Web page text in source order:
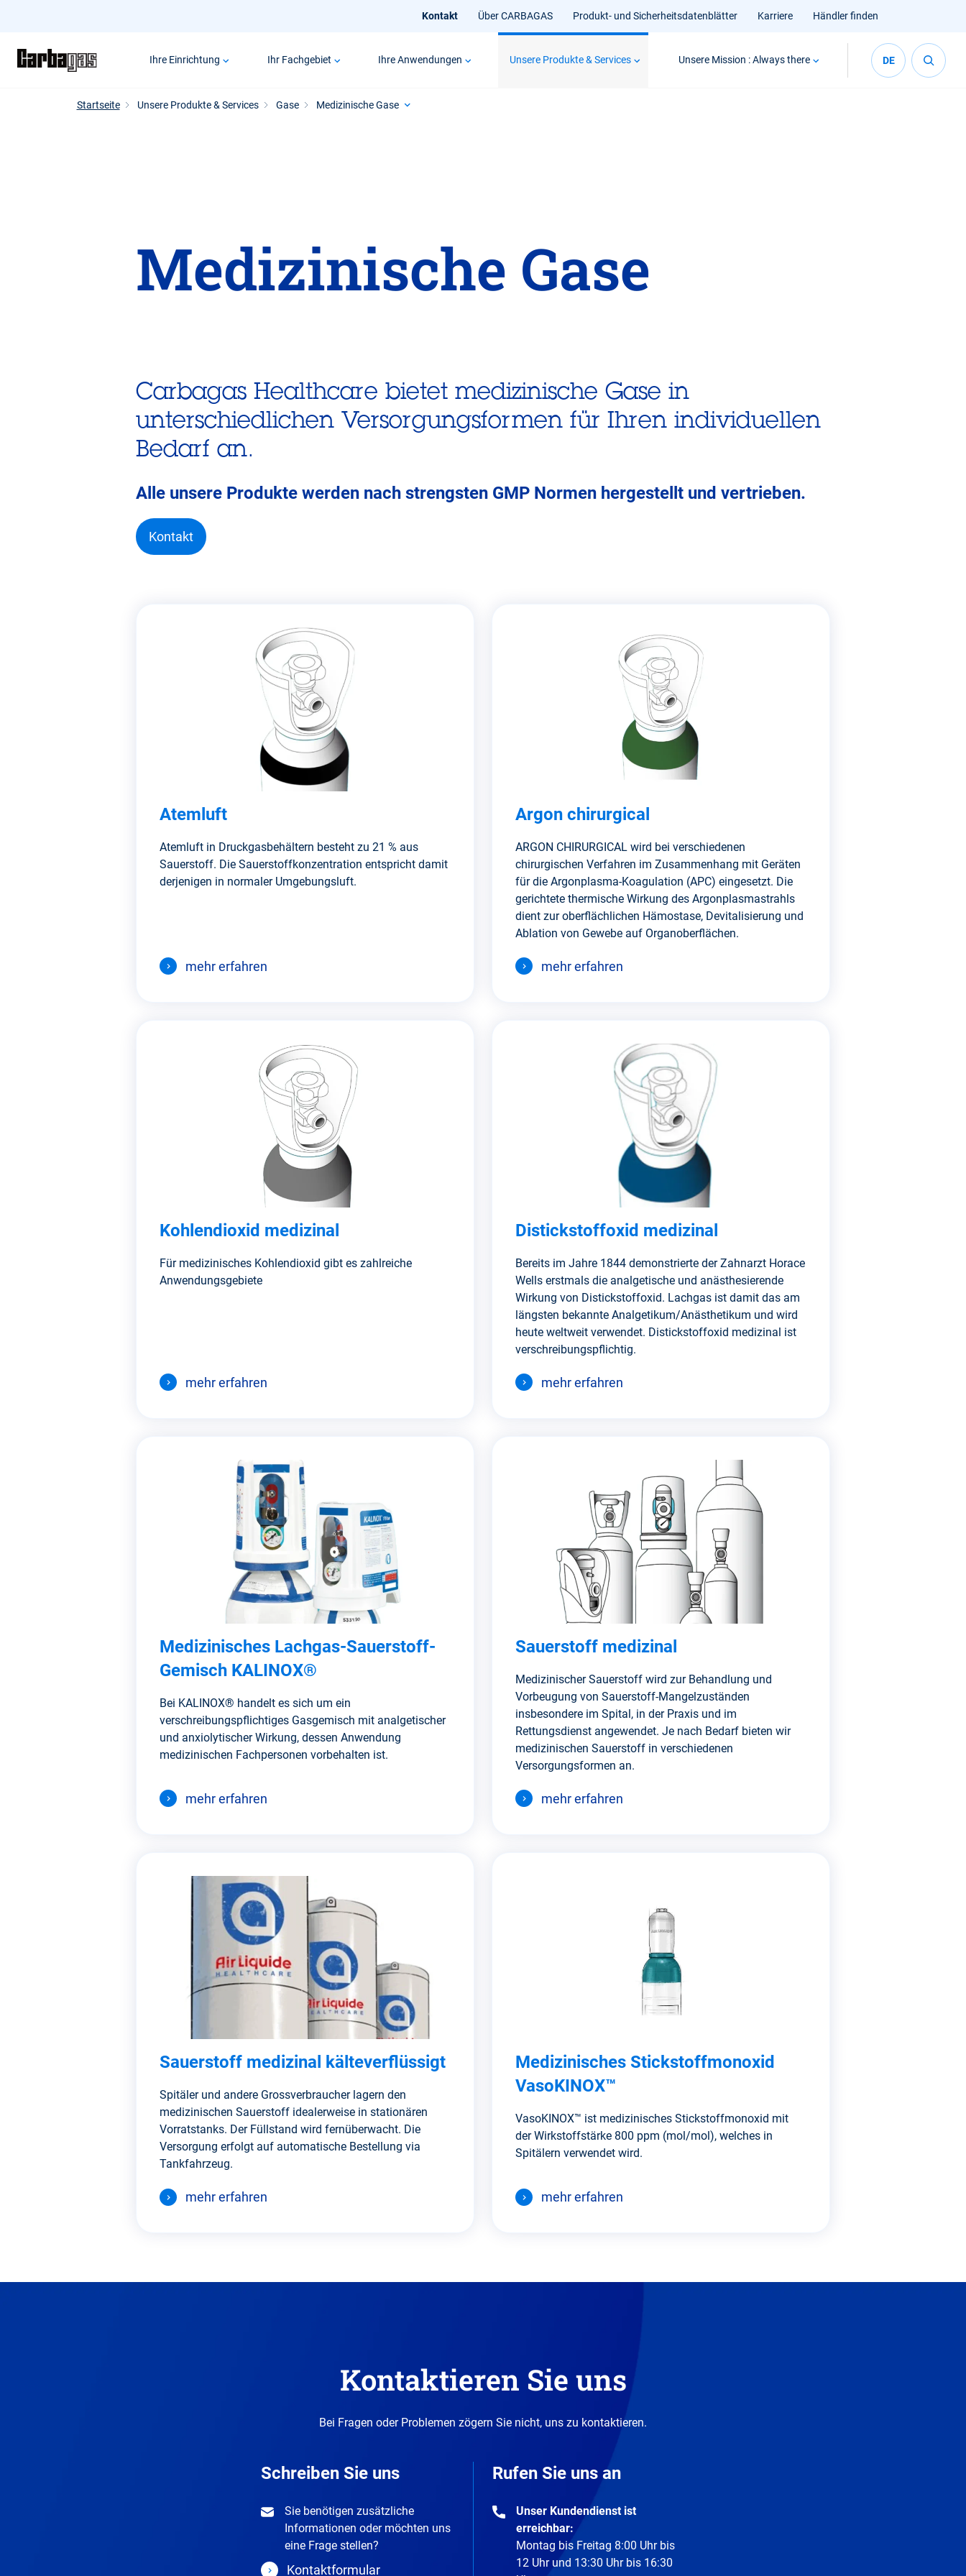
springen
Kontakt Über CARBAGAS Produkt- und Sicherheitsdatenblätter Karriere Händler finden
Ihre Einrichtung Ihr Fachgebiet Ihre Anwendungen Unsere Produkte & Services Unsere Mission : Always there DE
Startseite Unsere Produkte & Services Gase Medizinische Gase
Medizinische Gase
Carbagas Healthcare bietet medizinische Gase in
unterschiedlichen Versorgungsformen für Ihren individuellen
Bedarf an.
Alle unsere Produkte werden nach strengsten GMP Normen hergestellt und vertrieben.
Kontakt
Atemluft
Atemluft in Druckgasbehältern besteht zu 21 % aus
Sauerstoff. Die Sauerstoffkonzentration entspricht damit
derjenigen in normaler Umgebungsluft.
mehr erfahren
Argon chirurgical
ARGON CHIRURGICAL wird bei verschiedenen
chirurgischen Verfahren im Zusammenhang mit Geräten
für die Argonplasma-Koagulation (APC) eingesetzt. Die
gerichtete thermische Wirkung des Argonplasmastrahls
dient zur oberflächlichen Hämostase, Devitalisierung und
Ablation von Gewebe auf Organoberflächen.
mehr erfahren
Kohlendioxid medizinal
Für medizinisches Kohlendioxid gibt es zahlreiche
Anwendungsgebiete
mehr erfahren
Distickstoffoxid medizinal
Bereits im Jahre 1844 demonstrierte der Zahnarzt Horace
Wells erstmals die analgetische und anästhesierende
Wirkung von Distickstoffoxid. Lachgas ist damit das am
längsten bekannte Analgetikum/Anästhetikum und wird
heute weltweit verwendet. Distickstoffoxid medizinal ist
verschreibungspflichtig.
mehr erfahren
Medizinisches Lachgas-Sauerstoff-
Gemisch KALINOX®
Bei KALINOX® handelt es sich um ein
verschreibungspflichtiges Gasgemisch mit analgetischer
und anxiolytischer Wirkung, dessen Anwendung
medizinischen Fachpersonen vorbehalten ist.
mehr erfahren
Sauerstoff medizinal
Medizinischer Sauerstoff wird zur Behandlung und
Vorbeugung von Sauerstoff-Mangelzuständen
insbesondere im Spital, in der Praxis und im
Rettungsdienst angewendet. Je nach Bedarf bieten wir
medizinischen Sauerstoff in verschiedenen
Versorgungsformen an.
mehr erfahren
Sauerstoff medizinal kälteverflüssigt
Spitäler und andere Grossverbraucher lagern den
medizinischen Sauerstoff idealerweise in stationären
Vorratstanks. Der Füllstand wird fernüberwacht. Die
Versorgung erfolgt auf automatische Bestellung via
Tankfahrzeug.
mehr erfahren
Medizinisches Stickstoffmonoxid
VasoKINOX™
VasoKINOX™ ist medizinisches Stickstoffmonoxid mit
der Wirkstoffstärke 800 ppm (mol/mol), welches in
Spitälern verwendet wird.
mehr erfahren
Kontaktieren Sie uns
Bei Fragen oder Problemen zögern Sie nicht, uns zu kontaktieren.
Schreiben Sie uns
Sie benötigen zusätzliche
Informationen oder möchten uns
eine Frage stellen?
Kontaktformular
Rufen Sie uns an
Unser Kundendienst ist
erreichbar:
Montag bis Freitag 8:00 Uhr bis
12 Uhr und 13:30 Uhr bis 16:30